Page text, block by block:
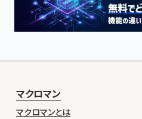
マクロマン
マクロマンとは